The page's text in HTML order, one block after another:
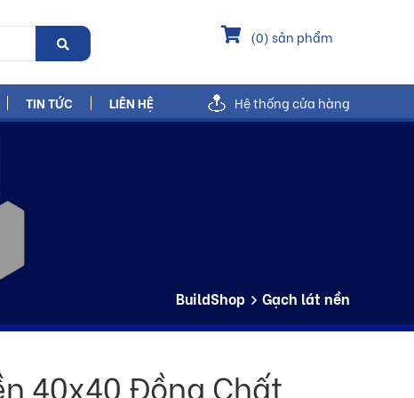
(0) sản phẩm
TIN TỨC LIÊN HỆ Hệ thống cửa hàng
BuildShop Gạch lát nền
40x40 Đồng Chất